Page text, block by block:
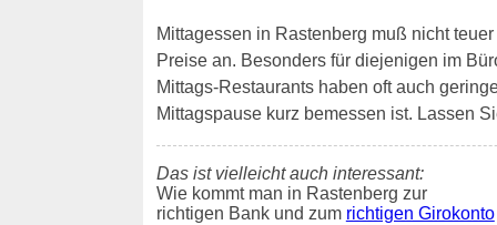
Mittagessen in Rastenberg muß nicht
Preise an. Besonders für diejenigen im
Mittags-Restaurants haben oft auch
Mittagspause kurz bemessen ist. Lassen
Das ist vielleicht auch interessant:
Wie kommt man in Rastenberg zur
richtigen Bank und zum richtigen Girokonto